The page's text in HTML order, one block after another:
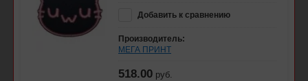
Добавить к сравнению
Производитель:
МЕГА ПРИНТ
518.00 руб.